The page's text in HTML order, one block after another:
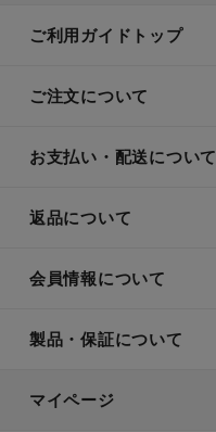
ご利用ガイドトップ
ご注文について
お支払い・配送について
返品について
会員情報について
製品・保証について
マイページ